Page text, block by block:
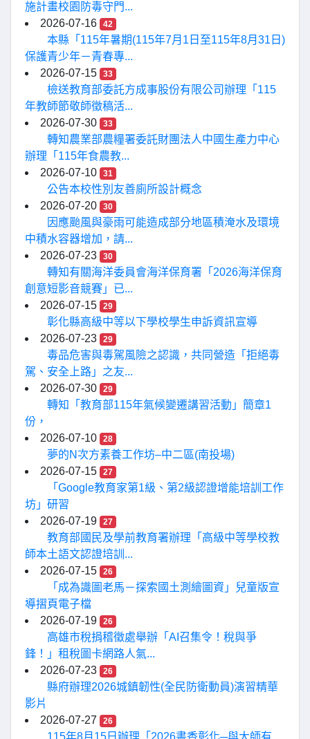
施計畫校園防毒守門...
2026-07-16
42
本縣「115年暑期(115年7月1日至115年8月31日)
保護青少年－青春專...
2026-07-15
33
檢送教育部委託方成事股份有限公司辦理「115
年教師節敬師徵稿活...
2026-07-30
33
轉知農業部農糧署委託財團法人中國生產力中心
辦理「115年食農教...
2026-07-10
31
公告本校性別友善廁所設計概念
2026-07-20
30
因應颱風與豪雨可能造成部分地區積淹水及環境
中積水容器增加，請...
2026-07-23
30
轉知有關海洋委員會海洋保育署「2026海洋保育
創意短影音競賽」已...
2026-07-15
29
彰化縣高級中等以下學校學生申訴資訊宣導
2026-07-23
29
毒品危害與毒駕風險之認識，共同營造「拒絕毒
駕、安全上路」之友...
2026-07-30
29
轉知「教育部115年氣候變遷講習活動」簡章1
份，
2026-07-10
28
夢的N次方素養工作坊–中二區(南投場)
2026-07-15
27
「Google教育家第1級、第2級認證增能培訓工作
坊」研習
2026-07-19
27
教育部國民及學前教育署辦理「高級中等學校教
師本土語文認證培訓...
2026-07-15
26
「成為識圖老馬－探索國土測繪圖資」兒童版宣
導摺頁電子檔
2026-07-19
26
高雄市稅捐稽徵處舉辦「AI召集令！稅與爭
鋒！」租稅圖卡網路人氣...
2026-07-23
26
縣府辦理2026城鎮韌性(全民防衛動員)演習精華
影片
2026-07-27
26
115年8月15日辦理「2026書香彰化─與大師有